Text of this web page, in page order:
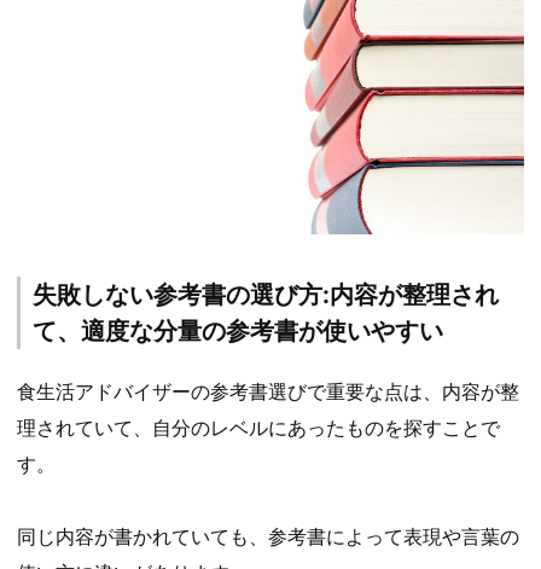
失敗しない参考書の選び方:内容が整理され
て、適度な分量の参考書が使いやすい
食生活アドバイザーの参考書選びで重要な点は、内容が整
理されていて、自分のレベルにあったものを探すことで
す。
同じ内容が書かれていても、参考書によって表現や言葉の